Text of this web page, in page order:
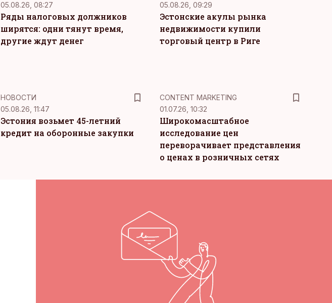
05.08.26, 08:27
Ряды налоговых должников
ширятся: одни тянут время,
другие ждут денег
05.08.26, 09:29
Эстонские акулы рынка
недвижимости купили
торговый центр в Риге
НОВОСТИ
05.08.26, 11:47
Эстония возьмет 45-летний
кредит на оборонные закупки
KM
CONTENT MARKETING
01.07.26, 10:32
Широкомасштабное
исследование цен
переворачивает представления
о ценах в розничных сетях